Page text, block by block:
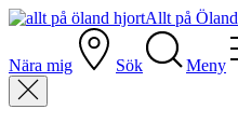
Allt på Öland
Nära mig Sök Meny